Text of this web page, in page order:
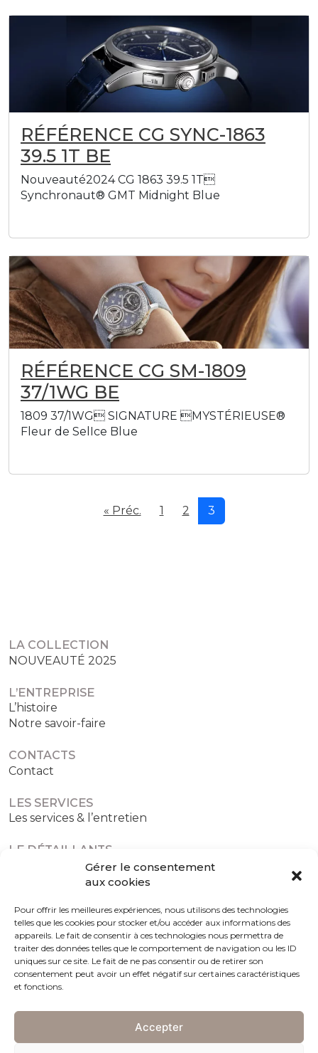
Gérer le consentement
aux cookies
Pour offrir les meilleures expériences, nous utilisons des technologies
telles que les cookies pour stocker et/ou accéder aux informations des
appareils. Le fait de consentir à ces technologies nous permettra de
traiter des données telles que le comportement de navigation ou les ID
uniques sur ce site. Le fait de ne pas consentir ou de retirer son
consentement peut avoir un effet négatif sur certaines caractéristiques
et fonctions.
Accepter
RÉFÉRENCE CG SYNC-1863
39.5 1T BE
Nouveauté2024 CG 1863 39.5 1T
Synchronaut® GMT Midnight Blue
RÉFÉRENCE CG SM-1809
37/1WG BE
1809 37/1WG SIGNATURE MYSTÉRIEUSE®
Fleur de SelIce Blue
« Préc. 1 2 3
LA COLLECTION
NOUVEAUTÉ 2025
L’ENTREPRISE
L’histoire
Notre savoir-faire
CONTACTS
Contact
LES SERVICES
Les services & l’entretien
LE DÉTAILLANTS
Les détaillants agréés
Politique de confidentialité Politique de cookies (UE)